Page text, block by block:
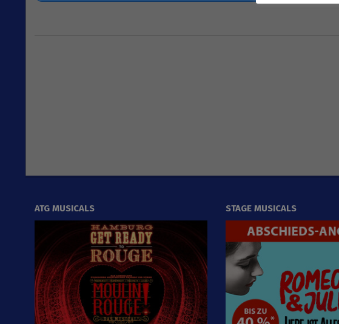
ATG MUSICALS STAGE MUSICALS